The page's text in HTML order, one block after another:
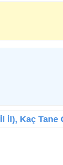
İl), Kaç Tane